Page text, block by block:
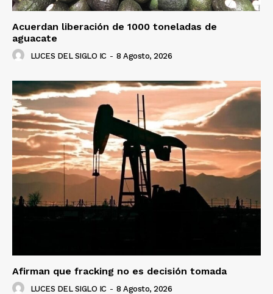
Acuerdan liberación de 1000 toneladas de
aguacate
LUCES DEL SIGLO IC - 8 Agosto, 2026
Afirman que fracking no es decisión tomada
LUCES DEL SIGLO IC - 8 Agosto, 2026